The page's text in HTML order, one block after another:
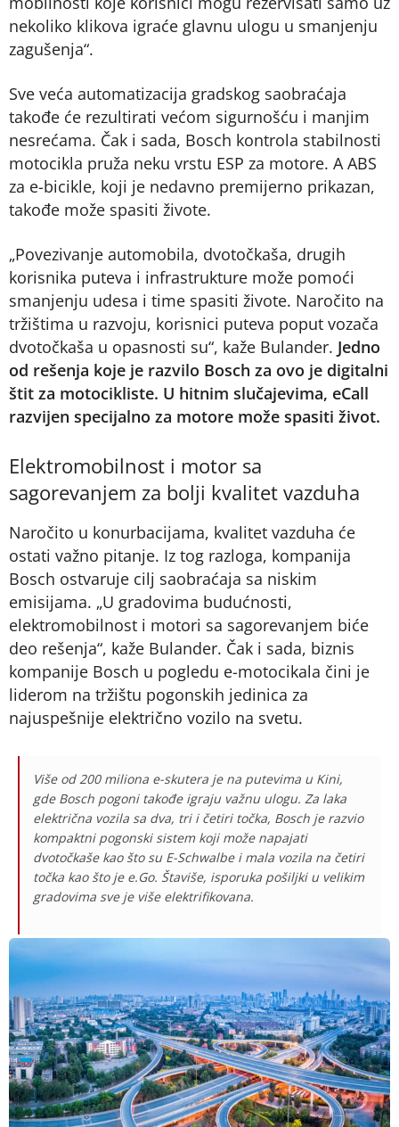
nekoliko klikova igraće glavnu ulogu u smanjenju
zagušenja“.
Sve veća automatizacija gradskog saobraćaja
takođe će rezultirati većom sigurnošću i manjim
nesrećama. Čak i sada, Bosch kontrola stabilnosti
motocikla pruža neku vrstu ESP za motore. A ABS
za e-bicikle, koji je nedavno premijerno prikazan,
takođe može spasiti živote.
„Povezivanje automobila, dvotočkaša, drugih
korisnika puteva i infrastrukture može pomoći
smanjenju udesa i time spasiti živote. Naročito na
tržištima u razvoju, korisnici puteva poput vozača
dvotočkaša u opasnosti su“, kaže Bulander. Jedno
od rešenja koje je razvilo Bosch za ovo je digitalni
štit za motocikliste. U hitnim slučajevima, eCall
razvijen specijalno za motore može spasiti život.
Elektromobilnost i motor sa
sagorevanjem za bolji kvalitet vazduha
Naročito u konurbacijama, kvalitet vazduha će
ostati važno pitanje. Iz tog razloga, kompanija
Bosch ostvaruje cilj saobraćaja sa niskim
emisijama. „U gradovima budućnosti,
elektromobilnost i motori sa sagorevanjem biće
deo rešenja“, kaže Bulander. Čak i sada, biznis
kompanije Bosch u pogledu e-motocikala čini je
liderom na tržištu pogonskih jedinica za
najuspešnije električno vozilo na svetu.
Više od 200 miliona e-skutera je na putevima u Kini,
gde Bosch pogoni takođe igraju važnu ulogu. Za laka
električna vozila sa dva, tri i četiri točka, Bosch je razvio
kompaktni pogonski sistem koji može napajati
dvotočkaše kao što su E-Schwalbe i mala vozila na četiri
točka kao što je e.Go. Štaviše, isporuka pošiljki u velikim
gradovima sve je više elektrifikovana.